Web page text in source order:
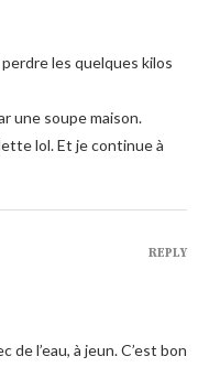
les quelques kilos
une soupe maison.
lol. Et je continue à
de l’eau, à jeun. C’est bon
REPLY